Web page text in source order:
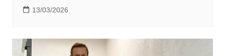
13/03/2026